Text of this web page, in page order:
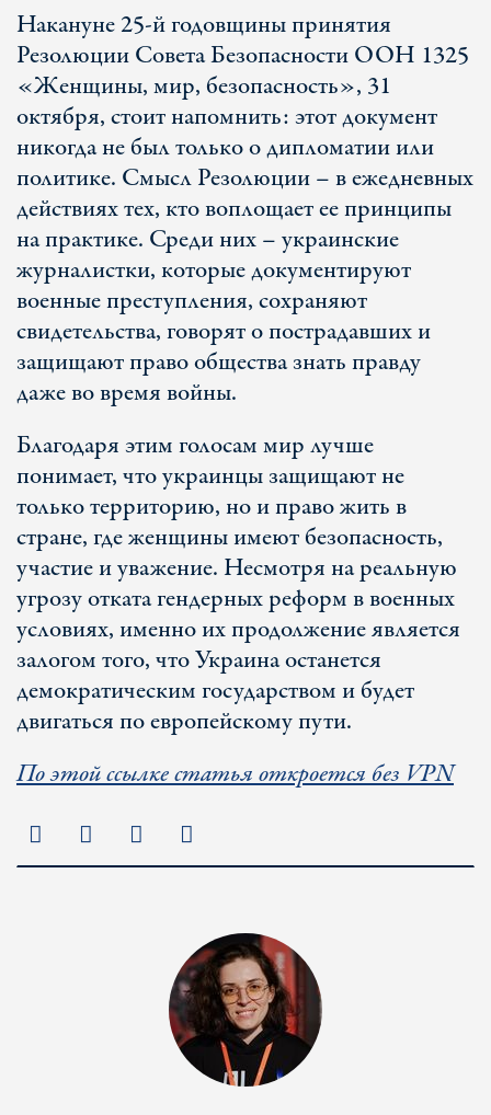
Накануне 25-й годовщины принятия
Резолюции Совета Безопасности ООН 1325
«Женщины, мир, безопасность», 31
октября, стоит напомнить: этот документ
никогда не был только о дипломатии или
политике. Смысл Резолюции – в ежедневных
действиях тех, кто воплощает ее принципы
на практике. Среди них – украинские
журналистки, которые документируют
военные преступления, сохраняют
свидетельства, говорят о пострадавших и
защищают право общества знать правду
даже во время войны.
Благодаря этим голосам мир лучше
понимает, что украинцы защищают не
только территорию, но и право жить в
стране, где женщины имеют безопасность,
участие и уважение. Несмотря на реальную
угрозу отката гендерных реформ в военных
условиях, именно их продолжение является
залогом того, что Украина останется
демократическим государством и будет
двигаться по европейскому пути.
По этой ссылке статья откроется без VPN